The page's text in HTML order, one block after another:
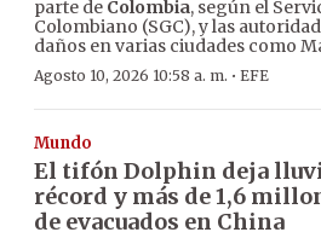
parte de Colombia, según el
Colombiano (SGC), y las
daños en varias ciudades como
Agosto 10, 2026 10:58 a. m. · EFE
Mundo
El tifón Dolphin deja
récord y más de 1,6
de evacuados en China